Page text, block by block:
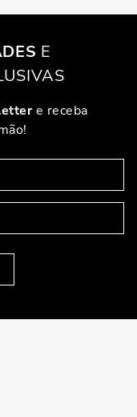
E
e receba